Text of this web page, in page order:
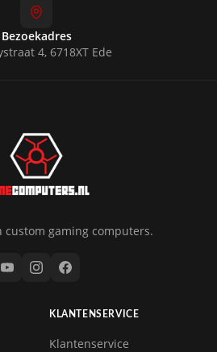
Bezoekadres
4, 6718XT Ede
custom gaming computers.
KLANTENSERVICE
Klantenservice